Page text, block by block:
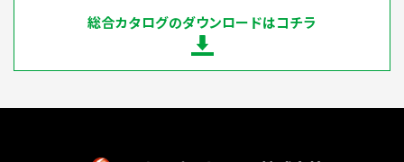
総合カタログのダウンロードはコチラ